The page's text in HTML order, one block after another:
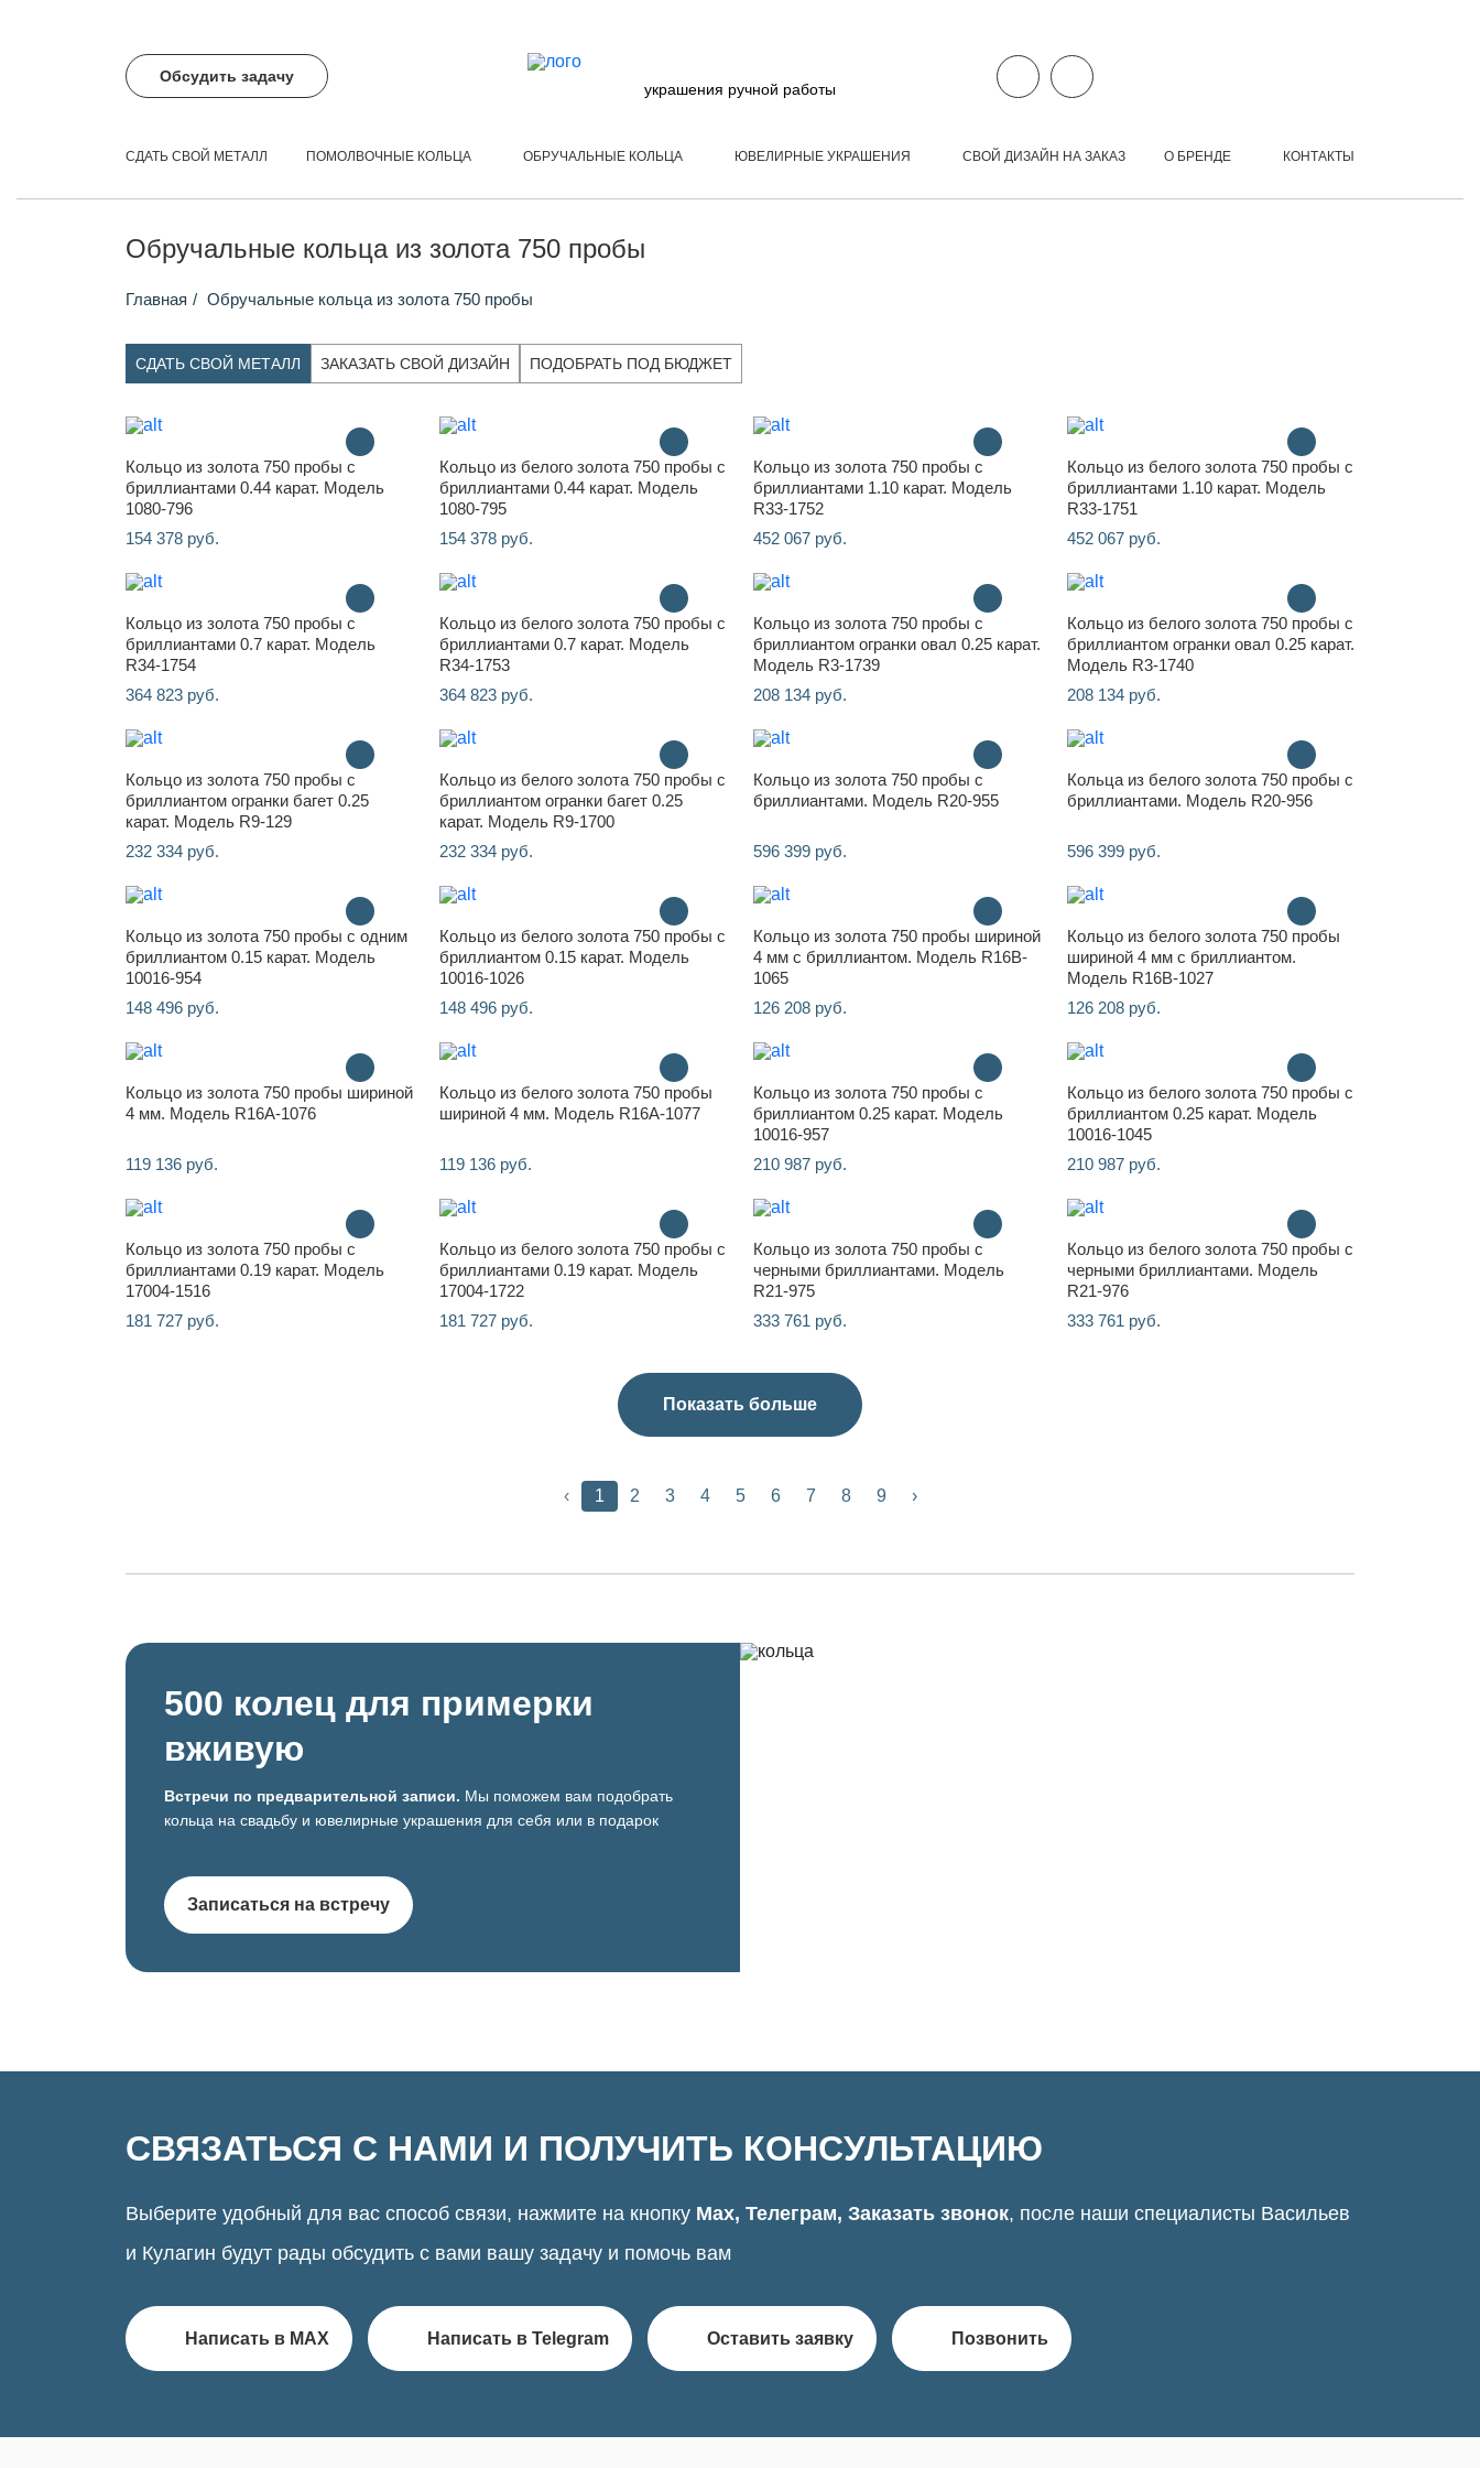
Обсудить задачу
украшения ручной работы
СДАТЬ СВОЙ МЕТАЛЛ ПОМОЛВОЧНЫЕ КОЛЬЦА ОБРУЧАЛЬНЫЕ КОЛЬЦА ЮВЕЛИРНЫЕ УКРАШЕНИЯ СВОЙ ДИЗАЙН НА ЗАКАЗ О БРЕНДЕ КОНТАКТЫ
Обручальные кольца из золота 750 пробы
Главная Обручальные кольца из золота 750 пробы
СДАТЬ СВОЙ МЕТАЛЛ ЗАКАЗАТЬ СВОЙ ДИЗАЙН ПОДОБРАТЬ ПОД БЮДЖЕТ
Кольцо из золота 750 пробы с
бриллиантами 0.44 карат. Модель
1080-796
154 378 руб.
Кольцо из белого золота 750 пробы с
бриллиантами 0.44 карат. Модель
1080-795
154 378 руб.
Кольцо из золота 750 пробы с
бриллиантами 1.10 карат. Модель
R33-1752
452 067 руб.
Кольцо из белого золота 750 пробы с
бриллиантами 1.10 карат. Модель
R33-1751
452 067 руб.
Кольцо из золота 750 пробы с
бриллиантами 0.7 карат. Модель
R34-1754
364 823 руб.
Кольцо из белого золота 750 пробы с
бриллиантами 0.7 карат. Модель
R34-1753
364 823 руб.
Кольцо из золота 750 пробы с
бриллиантом огранки овал 0.25 карат.
Модель R3-1739
208 134 руб.
Кольцо из белого золота 750 пробы с
бриллиантом огранки овал 0.25 карат.
Модель R3-1740
208 134 руб.
Кольцо из золота 750 пробы с
бриллиантом огранки багет 0.25
карат. Модель R9-129
232 334 руб.
Кольцо из белого золота 750 пробы с
бриллиантом огранки багет 0.25
карат. Модель R9-1700
232 334 руб.
Кольцо из золота 750 пробы с
бриллиантами. Модель R20-955
596 399 руб.
Кольца из белого золота 750 пробы с
бриллиантами. Модель R20-956
596 399 руб.
Кольцо из золота 750 пробы с одним
бриллиантом 0.15 карат. Модель
10016-954
148 496 руб.
Кольцо из белого золота 750 пробы с
бриллиантом 0.15 карат. Модель
10016-1026
148 496 руб.
Кольцо из золота 750 пробы шириной
4 мм с бриллиантом. Модель R16B-
1065
126 208 руб.
Кольцо из белого золота 750 пробы
шириной 4 мм с бриллиантом.
Модель R16B-1027
126 208 руб.
Кольцо из золота 750 пробы шириной
4 мм. Модель R16A-1076
119 136 руб.
Кольцо из белого золота 750 пробы
шириной 4 мм. Модель R16A-1077
119 136 руб.
Кольцо из золота 750 пробы с
бриллиантом 0.25 карат. Модель
10016-957
210 987 руб.
Кольцо из белого золота 750 пробы с
бриллиантом 0.25 карат. Модель
10016-1045
210 987 руб.
Кольцо из золота 750 пробы с
бриллиантами 0.19 карат. Модель
17004-1516
181 727 руб.
Кольцо из белого золота 750 пробы с
бриллиантами 0.19 карат. Модель
17004-1722
181 727 руб.
Кольцо из золота 750 пробы с
черными бриллиантами. Модель
R21-975
333 761 руб.
Кольцо из белого золота 750 пробы с
черными бриллиантами. Модель
R21-976
333 761 руб.
Показать больше
‹ 1 2 3 4 5 6 7 8 9 ›
500 колец для примерки
вживую
Встречи по предварительной записи. Мы поможем вам подобрать
кольца на свадьбу и ювелирные украшения для себя или в подарок
Записаться на встречу
СВЯЗАТЬСЯ С НАМИ И ПОЛУЧИТЬ КОНСУЛЬТАЦИЮ
Выберите удобный для вас способ связи, нажмите на кнопку Max, Телеграм, Заказать звонок, после наши специалисты Васильев
и Кулагин будут рады обсудить с вами вашу задачу и помочь вам
Написать в MAX Написать в Telegram Оставить заявку Позвонить